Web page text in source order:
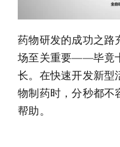
药物研发的成功之路
场至关重要——毕竟
长。在快速开发新型
物制药时，分秒都不
帮助。